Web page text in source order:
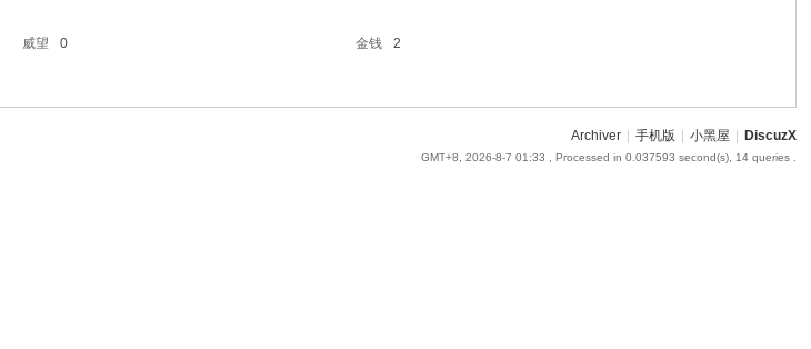
威望 0 金钱
2
Archiver 手机版 小黑屋 DiscuzX
GMT+8, 2026-8-7 01:33 , Processed in 0.037593 second(s), 14 queries .